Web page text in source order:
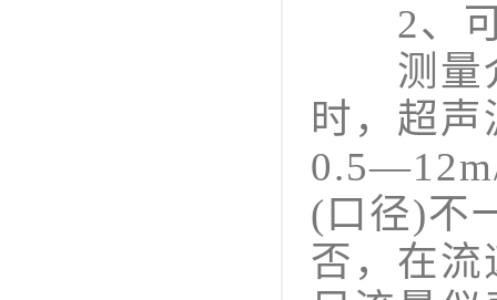
2、可
测量介
时，超
(口径)不
否，在流